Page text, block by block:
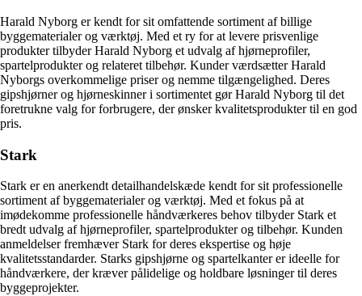
Harald Nyborg er kendt for sit omfattende sortiment af billige
byggematerialer og værktøj. Med et ry for at levere prisvenlige
produkter tilbyder Harald Nyborg et udvalg af hjørneprofiler,
spartelprodukter og relateret tilbehør. Kunder værdsætter Harald
Nyborgs overkommelige priser og nemme tilgængelighed. Deres
gipshjørner og hjørneskinner i sortimentet gør Harald Nyborg til det
foretrukne valg for forbrugere, der ønsker kvalitetsprodukter til en god
pris.
Stark
Stark er en anerkendt detailhandelskæde kendt for sit professionelle
sortiment af byggematerialer og værktøj. Med et fokus på at
imødekomme professionelle håndværkeres behov tilbyder Stark et
bredt udvalg af hjørneprofiler, spartelprodukter og tilbehør. Kunden
anmeldelser fremhæver Stark for deres ekspertise og høje
kvalitetsstandarder. Starks gipshjørne og spartelkanter er ideelle for
håndværkere, der kræver pålidelige og holdbare løsninger til deres
byggeprojekter.